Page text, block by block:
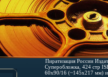
Пиратизация России
Суперобложка, 424 стр
60x90/16 (~145х217 мм)